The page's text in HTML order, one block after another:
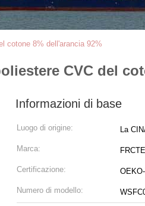
cotone 8% dell'arancia 92%
CVC del
Informazioni di base
Luogo di origine: La
Marca:
Certificazione:
Numero di modello: